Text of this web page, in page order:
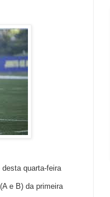
quarta-feira
e B) da primeira